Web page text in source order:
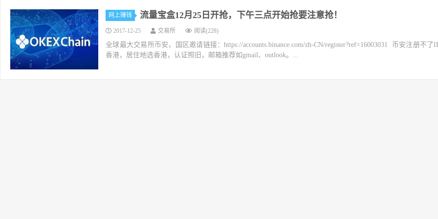
网上赚钱 流量宝盒12月25日开抢，下午三点开始抢要注意抢！
2017-12-25 交易所 阅读(228)
全球最大交易所币安，国区邀请链接：https://accounts.binance.com/zh-CN/register?ref=16003031 币安注册不了
香港，居住地选香港，认证照旧，邮箱推荐如gmail、outlook。...